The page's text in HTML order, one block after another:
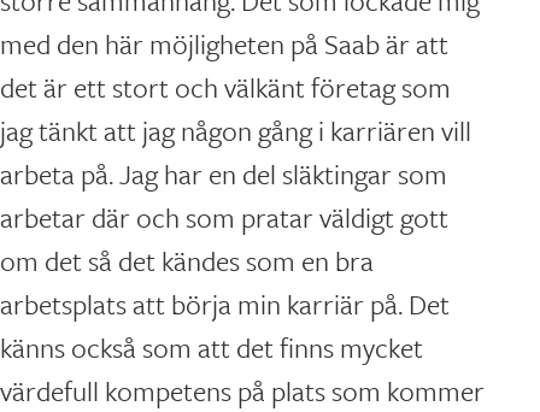
med den här möjligheten på Saab är att
det är ett stort och välkänt företag som
jag tänkt att jag någon gång i karriären vill
arbeta på. Jag har en del släktingar som
arbetar där och som pratar väldigt gott
om det så det kändes som en bra
arbetsplats att börja min karriär på. Det
känns också som att det finns mycket
värdefull kompetens på plats som kommer